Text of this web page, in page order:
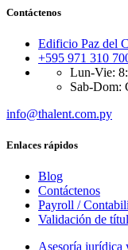
Contáctenos
Edificio Paz del
+595 971 310
Lun-Vie:
Sab-Dom:
info@thalent.com.py
Enlaces rápidos
Blog
Contáctenos
Payroll /
Validación de
Asesoría jurídica